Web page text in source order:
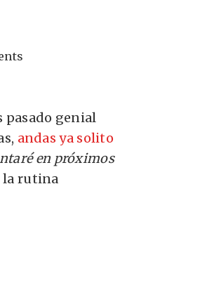
pasado genial
andas ya solito
en próximos
la rutina